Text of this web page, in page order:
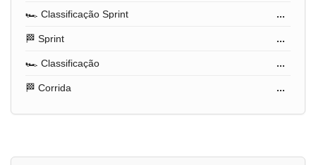
🏎️ Classificação Sprint ...
🏁 Sprint ...
🏎️ Classificação ...
🏁 Corrida ...